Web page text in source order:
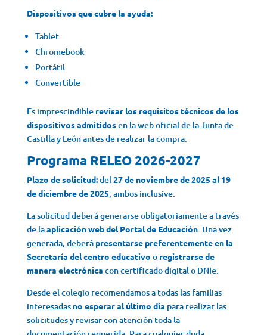
Dispositivos que cubre la ayuda:
Tablet
Chromebook
Portátil
Convertible
Es imprescindible revisar los requisitos técnicos de los
dispositivos admitidosen la web oficial de la Junta de
Castilla y León antes de realizar la compra.
Programa RELEO 2026-2027
Plazo de solicitud:del27 de noviembre de 2025 al 19
de diciembre de 2025, ambos inclusive.
La solicitud deberá generarse obligatoriamente a través
de laaplicación web del Portal de Educación. Una vez
generada, deberá presentarse preferentemente en la
Secretaría del centro educativo o registrarse de
manera electrónica con certificado digital o DNIe.
Desde el colegio recomendamos a todas las familias
interesadas no esperar al último día para realizar las
solicitudes y revisar con atención toda la